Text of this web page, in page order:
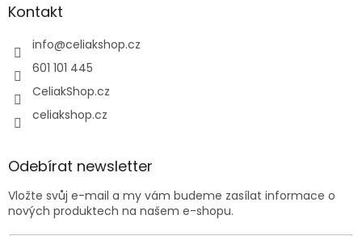
Kontakt
info@celiakshop.cz
601 101 445
CeliakShop.cz
celiakshop.cz
Odebírat newsletter
Vložte svůj e-mail a my vám budeme zasílat informace o
nových produktech na našem e-shopu.